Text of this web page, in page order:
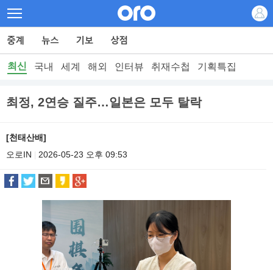
최신 국내 세계 해외 인터뷰 취재수첩 기획특집
최정, 2연승 질주…일본은 모두 탈락
[천태산배]
오로IN
2026-05-23 오후 09:53